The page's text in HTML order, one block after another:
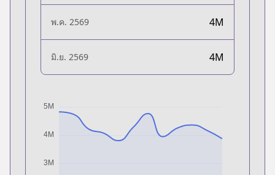
พ.ค. 2569 4M
มิ.ย. 2569 4M